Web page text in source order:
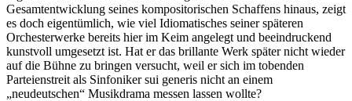
Gesamtentwicklung seines kompositorischen Schaffens hinaus, zeigt
es doch eigentümlich, wie viel Idiomatisches seiner späteren
Orchesterwerke bereits hier im Keim angelegt und beeindruckend
kunstvoll umgesetzt ist. Hat er das brillante Werk später nicht wieder
auf die Bühne zu bringen versucht, weil er sich im tobenden
Parteienstreit als Sinfoniker sui generis nicht an einem
„neudeutschen“ Musikdrama messen lassen wollte?